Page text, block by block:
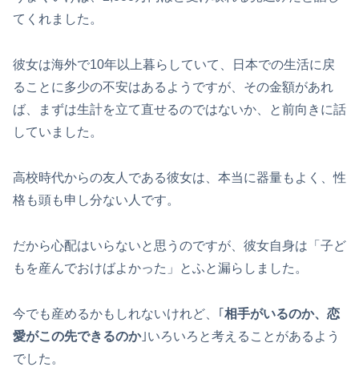
てくれました。
彼女は海外で10年以上暮らしていて、日本での生活に戻
ることに多少の不安はあるようですが、その金額があれ
ば、まずは生計を立て直せるのではないか、と前向きに話
していました。
高校時代からの友人である彼女は、本当に器量もよく、性
格も頭も申し分ない人です。
だから心配はいらないと思うのですが、彼女自身は「子ど
もを産んでおけばよかった」とふと漏らしました。
今でも産めるかもしれないけれど、｢ 相手がいるのか、恋
愛がこの先できるのか｣いろいろと考えることがあるよう
でした。